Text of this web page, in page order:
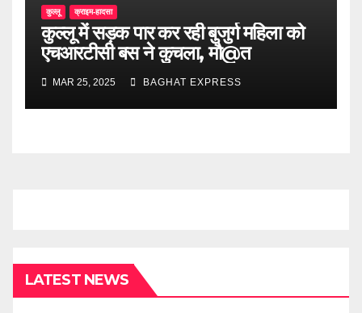
कुल्लू क्राइम-हादसा
कुल्लू में सड़क पार कर रही बुजुर्ग महिला को
एचआरटीसी बस ने कुचला, मौ@त
MAR 25, 2025 BAGHAT EXPRESS
LATEST NEWS